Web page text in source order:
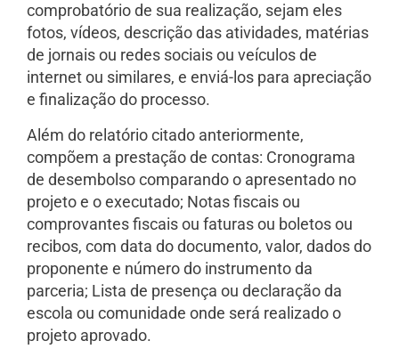
comprobatório de sua realização, sejam eles
fotos, vídeos, descrição das atividades, matérias
de jornais ou redes sociais ou veículos de
internet ou similares, e enviá-los para apreciação
e finalização do processo.
Além do relatório citado anteriormente,
compõem a prestação de contas: Cronograma
de desembolso comparando o apresentado no
projeto e o executado; Notas fiscais ou
comprovantes fiscais ou faturas ou boletos ou
recibos, com data do documento, valor, dados do
proponente e número do instrumento da
parceria; Lista de presença ou declaração da
escola ou comunidade onde será realizado o
projeto aprovado.